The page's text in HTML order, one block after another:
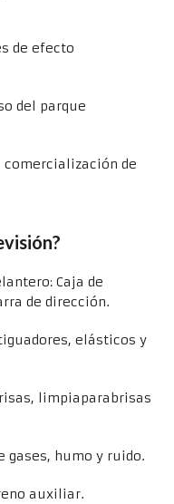
de efecto
del parque
comercialización de
Caja de
de dirección.
elásticos y
limpiaparabrisas
gases, humo y ruido.
auxiliar.